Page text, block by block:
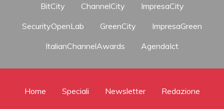
BitCity ChannelCity
ImpresaCity
SecurityOpenLab
GreenCity
ImpresaGreen
ItalianChannelAwards
AgendaIct
Home Speciali Newsletter Redazione